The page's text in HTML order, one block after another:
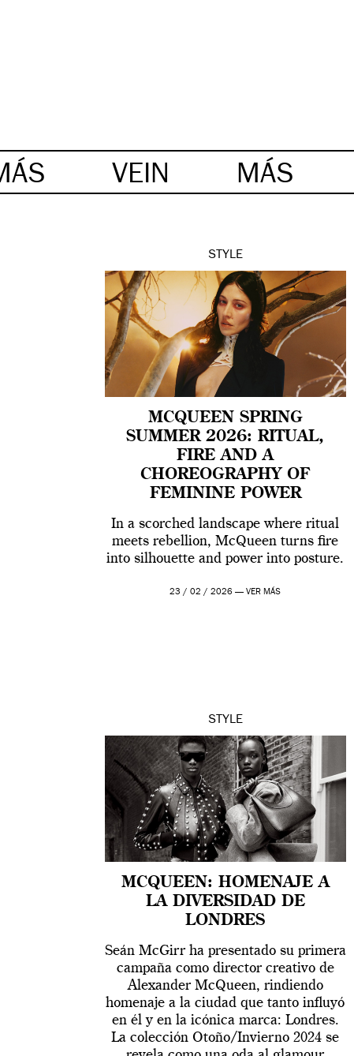
VEIN MÁS
STYLE
MCQUEEN SPRING
SUMMER 2026: RITUAL,
FIRE AND A
CHOREOGRAPHY OF
FEMININE POWER
In a scorched landscape where ritual
meets rebellion, McQueen turns fire
into silhouette and power into posture.
23 / 02 / 2026 —VER MÁS
STYLE
MCQUEEN: HOMENAJE A
LA DIVERSIDAD DE
LONDRES
Seán McGirr ha presentado su primera
campaña como director creativo de
Alexander McQueen, rindiendo
homenaje a la ciudad que tanto influyó
en él y en la icónica marca: Londres.
La colección Otoño/Invierno 2024 se